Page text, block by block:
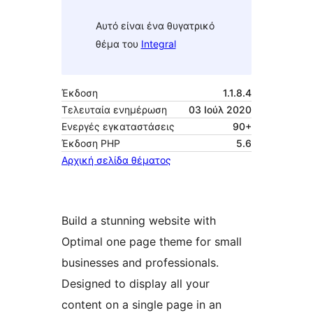
Αυτό είναι ένα θυγατρικό
θέμα του Integral
Έκδοση
1.1.8.4
Τελευταία ενημέρωση
03 Ιούλ 2020
Ενεργές εγκαταστάσεις
90+
Έκδοση ΡΗΡ
5.6
Αρχική σελίδα θέματος
Build a stunning website with
Optimal one page theme for small
businesses and professionals.
Designed to display all your
content on a single page in an